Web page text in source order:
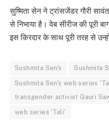
सुष्मिता सेन ने ट्रांसजेंडर गौरी
से निभाया है। वेब सीरीज की पूरी
इस किरदार के साथ पूरी तरह से
Sushmita Sen's Sushmita
Sushmita Sen's web series
transgender activist Gauri
web series 'Tali'